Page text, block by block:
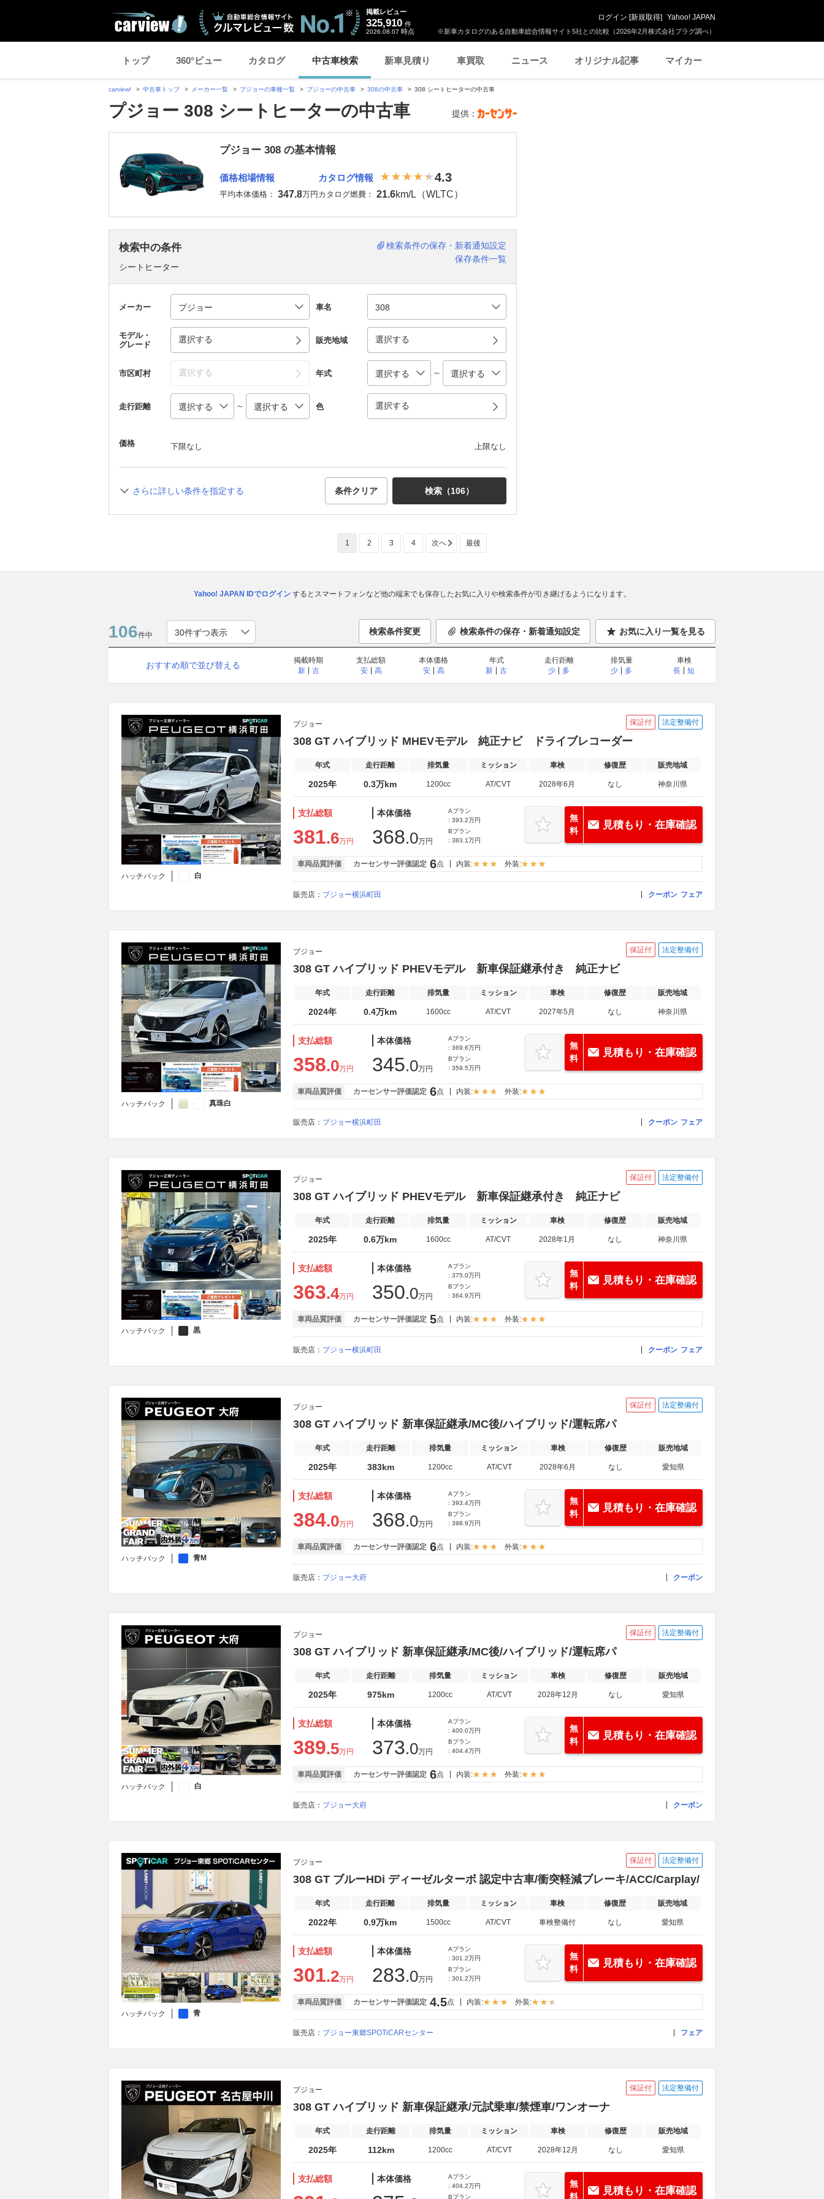
※新車カタログのある自動車総合情報サイト5社との比較（2026年2月株式会社プラグ調べ）
掲載レビュー
325,910 件
2026.08.07 時点
ログイン [新規取得] Yahoo! JAPAN
トップ 360°ビュー カタログ 中古車検索 新車見積り 車買取 ニュース オリジナル記事 マイカー
carview! 中古車トップ メーカー一覧 プジョーの車種一覧 プジョーの中古車 308の中古車 308 シートヒーターの中古車
プジョー 308 シートヒーターの中古車 提供：
プジョー 308 の基本情報
価格相場情報
平均本体価格： 347.8万円
カタログ情報 4.3
カタログ燃費： 21.6km/L（WLTC）
検索中の条件
シートヒーター
検索条件の保存・新着通知設定
保存条件一覧
メーカー 車名
モデル・
グレード
選択する 販売地域 選択する
市区町村 選択する 年式 ～
走行距離 ～ 色 選択する
価格 下限なし 上限なし
さらに詳しい条件を指定する 条件クリア 検索（106）
1 2 3 4 次へ 最後
Yahoo! JAPAN IDでログインするとスマートフォンなど他の端末でも保存したお気に入りや検索条件が引き継げるようになります。
106件中 検索条件変更 検索条件の保存・新着通知設定 お気に入り一覧を見る
おすすめ順で並び替える
掲載時期
新
古
支払総額
安
高
本体価格
安
高
年式
新
古
走行距離
少
多
排気量
少
多
車検
長
短
ハッチバック 白
プジョー 保証付 法定整備付
308 GT ハイブリッド MHEVモデル 純正ナビ ドライブレコーダー
年式 走行距離 排気量 ミッション 車検 修復歴 販売地域
2025年 0.3万km 1200cc AT/CVT 2028年6月 なし 神奈川県
支払総額
381.6万円
本体価格
368.0万円
Aプラン
: 393.2万円
Bプラン
: 383.1万円
無
料
見積もり・在庫確認
車両品質評価 カーセンサー評価認定 6点 内装: 外装:
販売店： プジョー横浜町田 クーポン フェア
ハッチバック 真珠白
プジョー 保証付 法定整備付
308 GT ハイブリッド PHEVモデル 新車保証継承付き 純正ナビ
年式 走行距離 排気量 ミッション 車検 修復歴 販売地域
2024年 0.4万km 1600cc AT/CVT 2027年5月 なし 神奈川県
支払総額
358.0万円
本体価格
345.0万円
Aプラン
: 369.6万円
Bプラン
: 359.5万円
無
料
見積もり・在庫確認
車両品質評価 カーセンサー評価認定 6点 内装: 外装:
販売店： プジョー横浜町田 クーポン フェア
ハッチバック 黒
プジョー 保証付 法定整備付
308 GT ハイブリッド PHEVモデル 新車保証継承付き 純正ナビ
年式 走行距離 排気量 ミッション 車検 修復歴 販売地域
2025年 0.6万km 1600cc AT/CVT 2028年1月 なし 神奈川県
支払総額
363.4万円
本体価格
350.0万円
Aプラン
: 375.0万円
Bプラン
: 364.9万円
無
料
見積もり・在庫確認
車両品質評価 カーセンサー評価認定 5点 内装: 外装:
販売店： プジョー横浜町田 クーポン フェア
ハッチバック 青M
プジョー 保証付 法定整備付
308 GT ハイブリッド 新車保証継承/MC後/ハイブリッド/運転席パ
年式 走行距離 排気量 ミッション 車検 修復歴 販売地域
2025年 383km 1200cc AT/CVT 2028年6月 なし 愛知県
支払総額
384.0万円
本体価格
368.0万円
Aプラン
: 393.4万円
Bプラン
: 398.9万円
無
料
見積もり・在庫確認
車両品質評価 カーセンサー評価認定 6点 内装: 外装:
販売店： プジョー大府 クーポン
ハッチバック 白
プジョー 保証付 法定整備付
308 GT ハイブリッド 新車保証継承/MC後/ハイブリッド/運転席パ
年式 走行距離 排気量 ミッション 車検 修復歴 販売地域
2025年 975km 1200cc AT/CVT 2028年12月 なし 愛知県
支払総額
389.5万円
本体価格
373.0万円
Aプラン
: 400.0万円
Bプラン
: 404.4万円
無
料
見積もり・在庫確認
車両品質評価 カーセンサー評価認定 6点 内装: 外装:
販売店： プジョー大府 クーポン
ハッチバック 青
プジョー 保証付 法定整備付
308 GT ブルーHDi ディーゼルターボ 認定中古車/衝突軽減ブレーキ/ACC/Carplay/
年式 走行距離 排気量 ミッション 車検 修復歴 販売地域
2022年 0.9万km 1500cc AT/CVT 車検整備付 なし 愛知県
支払総額
301.2万円
本体価格
283.0万円
Aプラン
: 301.2万円
Bプラン
: 301.2万円
無
料
見積もり・在庫確認
車両品質評価 カーセンサー評価認定 4.5点 内装: 外装:
販売店： プジョー東郷SPOTiCARセンター フェア
プジョー 保証付 法定整備付
308 GT ハイブリッド 新車保証継承/元試乗車/禁煙車/ワンオーナ
年式 走行距離 排気量 ミッション 車検 修復歴 販売地域
2025年 112km 1200cc AT/CVT 2028年12月 なし 愛知県
支払総額 本体価格
Aプラン
: 404.2万円
Bプラン
無
料
見積もり・在庫確認